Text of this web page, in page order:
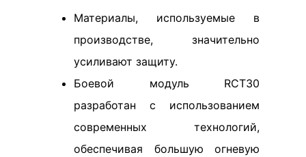
Материалы, используемые в
производстве, значительно
усиливают защиту.
Боевой модуль RCT30
разработан с использованием
современных технологий,
обеспечивая большую огневую